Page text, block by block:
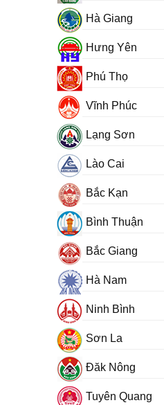
Hà Giang
Hưng Yên
Phú Thọ
Vĩnh Phúc
Lạng Sơn
Lào Cai
Bắc Kạn
Bình Thuận
Bắc Giang
Hà Nam
Ninh Bình
Sơn La
Đăk Nông
Tuyên Quang